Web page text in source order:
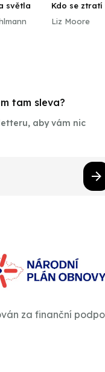
světla
Kdo se ztratí
Liz Moore
tam sleva?
aby vám nic
za finanční